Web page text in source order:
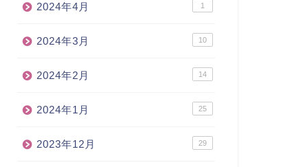
2024年4月 1
2024年3月 10
2024年2月 14
2024年1月 25
2023年12月 29